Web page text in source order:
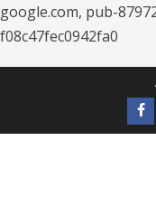
google.com, pub-
f08c47fec0942fa0